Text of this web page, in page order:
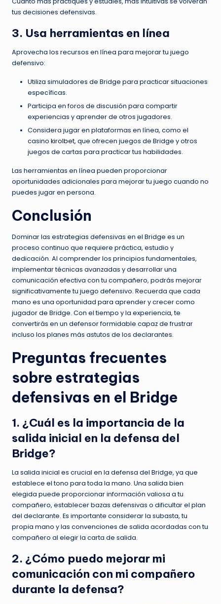
tus decisiones defensivas.
3. Usa herramientas en línea
Aprovecha los recursos en línea para mejorar tu juego
defensivo:
Utiliza simuladores de Bridge para practicar situaciones
específicas.
Participa en foros de discusión para compartir
experiencias y aprender de otros jugadores.
Considera jugar en plataformas en línea, como el
casino kirolbet, que ofrecen juegos de Bridge y otros
juegos de cartas para practicar tus habilidades.
Las herramientas en línea pueden proporcionar
oportunidades adicionales para mejorar tu juego cuando no
puedes jugar en persona.
Conclusión
Dominar las estrategias defensivas en el Bridge es un
proceso continuo que requiere práctica, estudio y
dedicación. Al comprender los principios fundamentales,
implementar técnicas avanzadas y desarrollar una
comunicación efectiva con tu compañero, podrás mejorar
significativamente tu juego defensivo. Recuerda que cada
mano es una oportunidad para aprender y crecer como
jugador de Bridge. Con el tiempo y la experiencia, te
convertirás en un defensor formidable capaz de frustrar
incluso los planes más astutos de los declarantes.
Preguntas frecuentes
sobre estrategias
defensivas en el Bridge
1. ¿Cuál es la importancia de la
salida inicial en la defensa del
Bridge?
La salida inicial es crucial en la defensa del Bridge, ya que
establece el tono para toda la mano. Una salida bien
elegida puede proporcionar información valiosa a tu
compañero, establecer bazas defensivas o dificultar el plan
del declarante. Es importante considerar la subasta, tu
propia mano y las convenciones de salida acordadas con tu
compañero al elegir la carta de salida.
2. ¿Cómo puedo mejorar mi
comunicación con mi compañero
durante la defensa?